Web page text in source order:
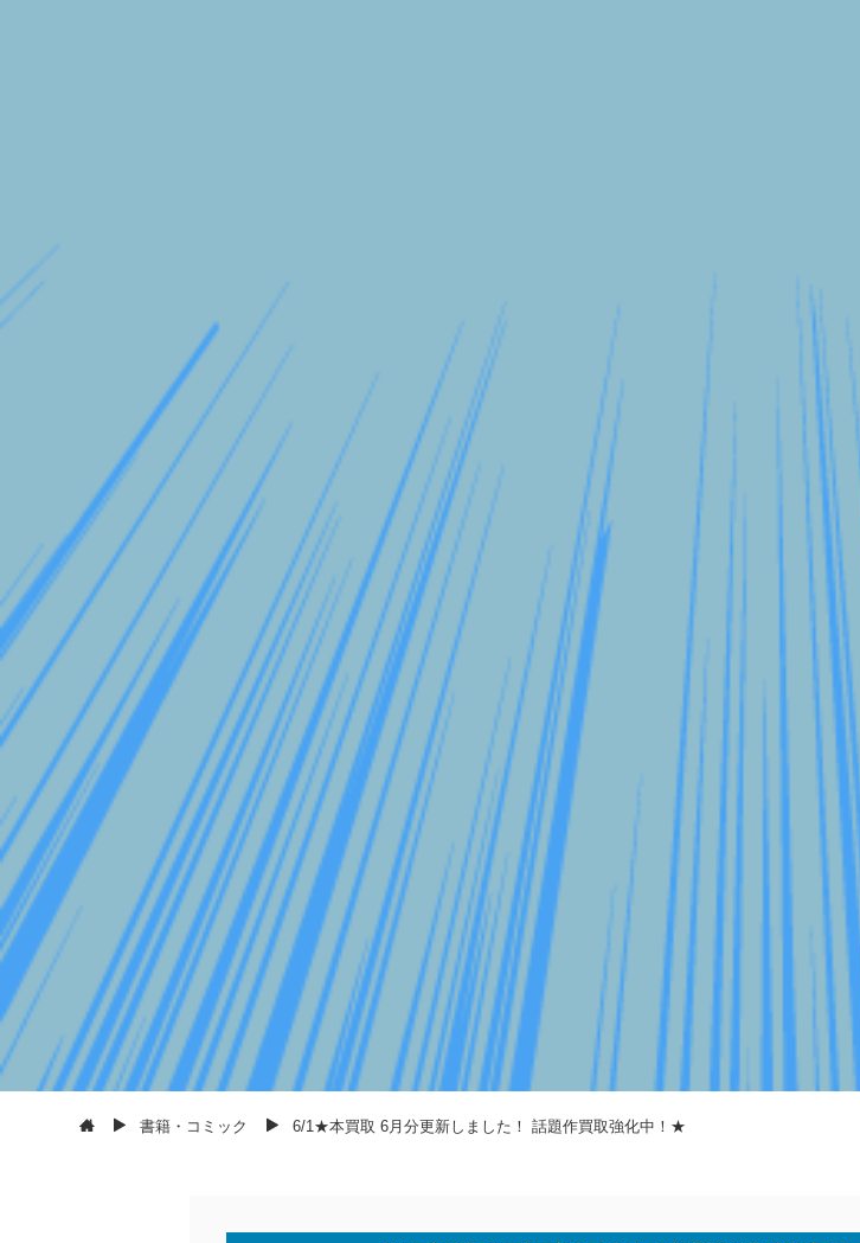
書籍・コミック 6/1★本買取 6月分更新しました！ 話題作買取強化中！★